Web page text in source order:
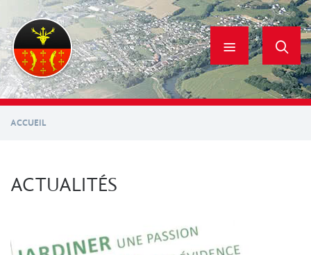
contenu
principal
ACCUEIL
ACTUALITÉS